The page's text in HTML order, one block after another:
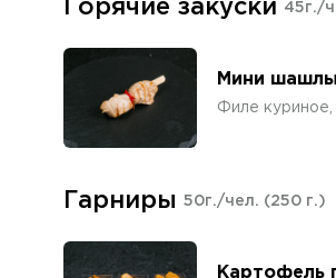
Горячие закуски 45г./
Мини
Филе куриное,
Гарниры 50г./чел. (250 г.)
Картофель